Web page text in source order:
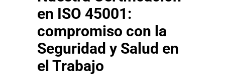
en ISO 45001:
compromiso con la
Seguridad y Salud en
el Trabajo